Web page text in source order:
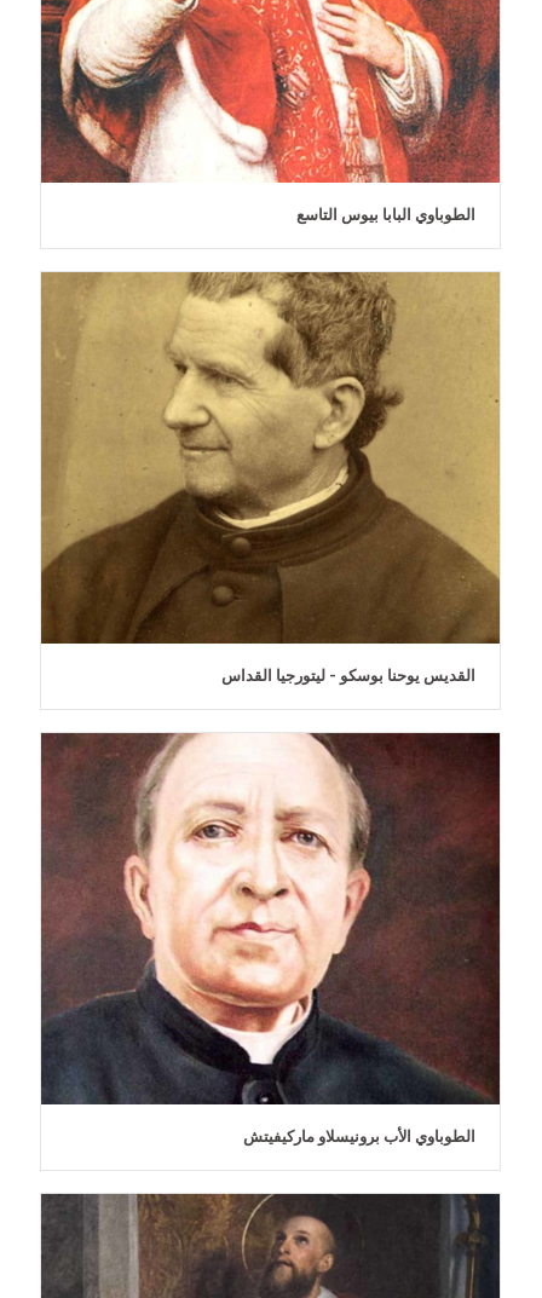
الطوباوي البابا بيوس التاسع
القديس يوحنا بوسكو - ليتورجيا القداس
الطوباوي الأب برونيسلاو ماركيفيتش